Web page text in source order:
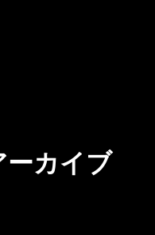
ーカイブ